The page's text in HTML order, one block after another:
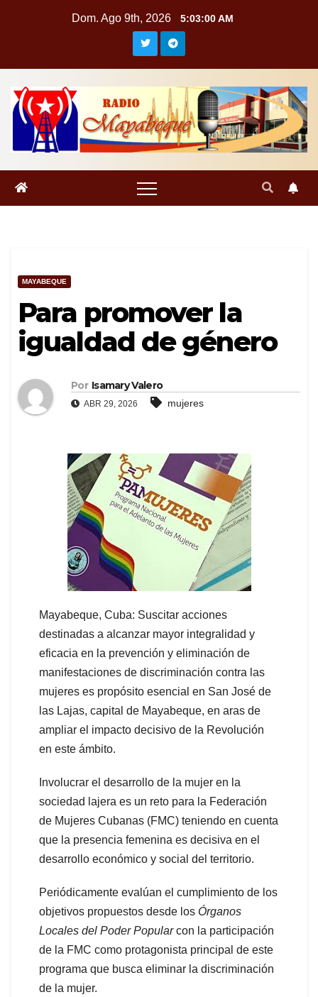
Dom. Ago 9th, 2026 5:03:00 AM
MAYABEQUE
Para promover la
igualdad de género
Por Isamary Valero
ABR 29, 2026 mujeres
Mayabeque, Cuba: Suscitar acciones
destinadas a alcanzar mayor integralidad y
eficacia en la prevención y eliminación de
manifestaciones de discriminación contra las
mujeres es propósito esencial en San José de
las Lajas, capital de Mayabeque, en aras de
ampliar el impacto decisivo de la Revolución
en este ámbito.
Involucrar el desarrollo de la mujer en la
sociedad lajera es un reto para la Federación
de Mujeres Cubanas (FMC) teniendo en cuenta
que la presencia femenina es decisiva en el
desarrollo económico y social del territorio.
Periódicamente evalúan el cumplimiento de los
objetivos propuestos desde los Órganos
Locales del Poder Popularcon la participación
de la FMC como protagonista principal de este
programa que busca eliminar la discriminación
de la mujer.